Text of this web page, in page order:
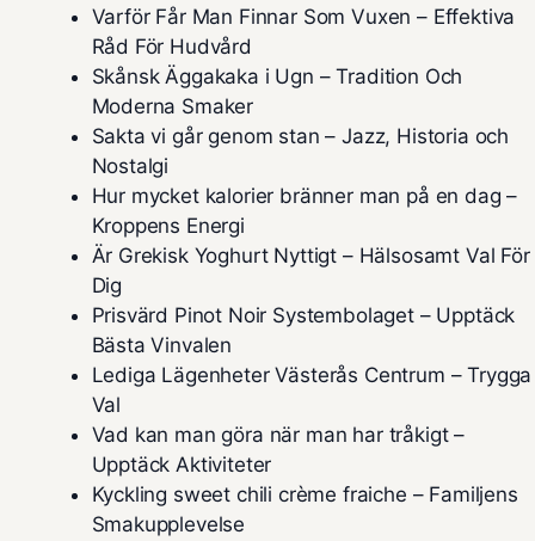
Varför Får Man Finnar Som Vuxen – Effektiva
Råd För Hudvård
Skånsk Äggakaka i Ugn – Tradition Och
Moderna Smaker
Sakta vi går genom stan – Jazz, Historia och
Nostalgi
Hur mycket kalorier bränner man på en dag –
Kroppens Energi
Är Grekisk Yoghurt Nyttigt – Hälsosamt Val För
Dig
Prisvärd Pinot Noir Systembolaget – Upptäck
Bästa Vinvalen
Lediga Lägenheter Västerås Centrum – Trygga
Val
Vad kan man göra när man har tråkigt –
Upptäck Aktiviteter
Kyckling sweet chili crème fraiche – Familjens
Smakupplevelse